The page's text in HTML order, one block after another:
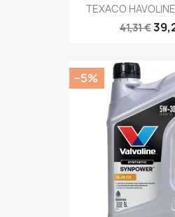
TEXACO
41,31 €
−5%